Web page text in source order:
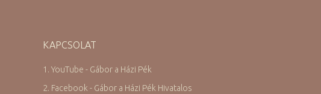
KAPCSOLAT
1. YouTube - Gábor a Házi Pék
2. Facebook - Gábor a Házi Pék Hivatalos